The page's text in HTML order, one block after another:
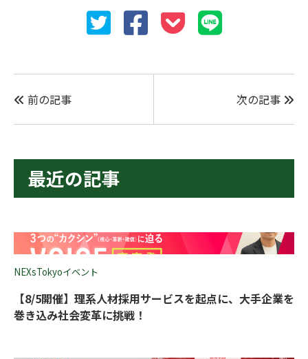
前の記事 次の記事
最近の記事
NEXsTokyoイベント
【8/5開催】理系人材採用サービスを起点に、大手企業を
巻き込み社会変革に挑戦！